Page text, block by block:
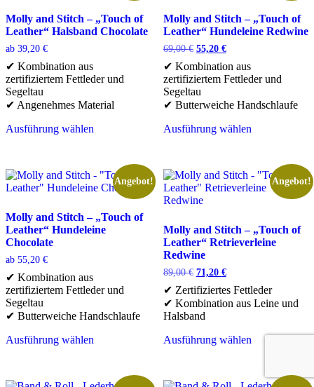
Die
Optionen
können
der
Produktseite
gewählt
werden
Die
Optionen
können
auf
der
Produktseite
gewählt
werden
Molly and Stitch – „Touch of
Leather“ Halsband Chocolate
ab 39,20 €
✔ Kombination aus
zertifiziertem Fettleder und
Segeltau
✔ Angenehmes Material
Ausführung wählen
mehrere
Varianten
Die
Optionen
können
auf
der
Produktseite
gewählt
werden
Molly and Stitch – „Touch of
Leather“ Hundeleine Redwine
69,00€ Ursprünglicher
war:
69,00 €
55,20 €Aktueller
ist:
55,20 €.
✔ Kombination aus
zertifiziertem Fettleder und
Segeltau
✔ Butterweiche Handschlaufe
Ausführung wählen
mehrere
Varianten
auf.
Optionen
können
auf
der
Produktseite
gewählt
werden
Angebot!
Molly and Stitch – „Touch of
Leather“ Hundeleine
Chocolate
ab 55,20 €
✔ Kombination aus
zertifiziertem Fettleder und
Segeltau
✔ Butterweiche Handschlaufe
Ausführung wählen
Angebot!
Molly and Stitch – „Touch of
Leather“ Retrieverleine
Redwine
89,00€ Ursprünglicher
war:
89,00 €
71,20 €Aktueller
ist:
71,20 €.
✔ Zertifiziertes Fettleder
✔ Kombination aus Leine und
Halsband
Ausführung wählen